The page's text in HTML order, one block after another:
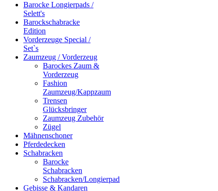
Barocke Longierpads /
Selett's
Barockschabracke
Edition
Vorderzeuge Special /
Set`s
Zaumzeug / Vorderzeug
Barockes Zaum &
Vorderzeug
Fashion
Zaumzeug/Kappzaum
Trensen
Glücksbringer
Zaumzeug Zubehör
Zügel
Mähnenschoner
Pferdedecken
Schabracken
Barocke
Schabracken
Schabracken/Longierpad
Gebisse & Kandaren